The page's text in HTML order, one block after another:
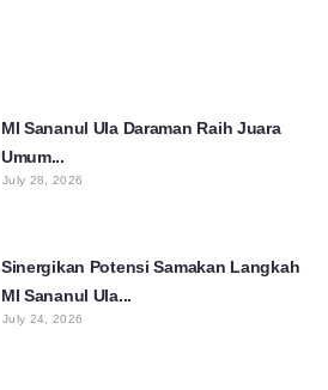
MI Sananul Ula Daraman Raih Juara
Umum...
July 28, 2026
Sinergikan Potensi Samakan Langkah
MI Sananul Ula...
July 24, 2026